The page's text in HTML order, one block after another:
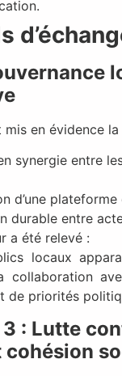
mis en évidence
synergie entre
d’une plateforme
durable entre
a été relevé :
locaux
collaboration
de priorités
: Lutte
cohésion